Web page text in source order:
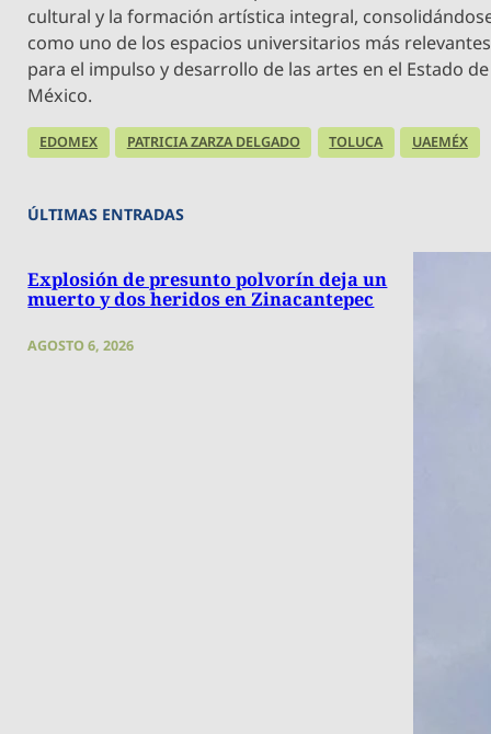
cultural y la formación artística integral,
como uno de los espacios universitarios más relevantes
para el impulso y desarrollo de las artes en el Estado de
México.
EDOMEX PATRICIA ZARZA DELGADO TOLUCA UAEMÉX
ÚLTIMAS ENTRADAS
Explosión de presunto polvorín deja un
muerto y dos heridos en Zinacantepec
AGOSTO 6, 2026